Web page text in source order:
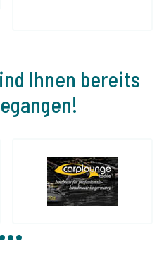
Ihnen bereits
2 3 4